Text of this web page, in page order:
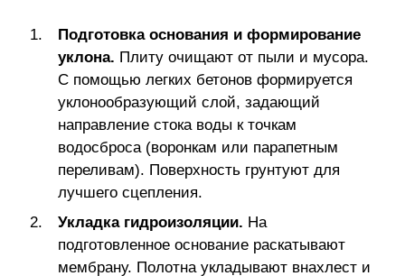
Подготовка основания и формирование
уклона. Плиту очищают от пыли и мусора.
С помощью легких бетонов формируется
уклонообразующий слой, задающий
направление стока воды к точкам
водосброса (воронкам или парапетным
переливам). Поверхность грунтуют для
лучшего сцепления.
Укладка гидроизоляции. На
подготовленное основание раскатывают
мембрану. Полотна укладывают внахлест и